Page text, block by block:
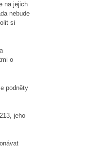
na jejich
nebude
si
o
podněty
jeho